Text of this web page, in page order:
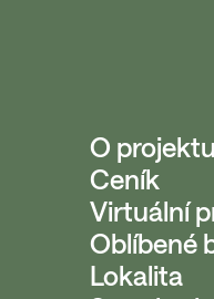
O projektu
Ceník
Virtuální
Oblíbené
Lokalita